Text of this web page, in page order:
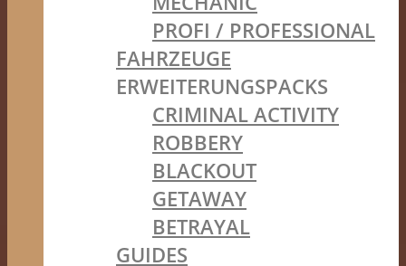
PROFI / PROFESSIONAL
FAHRZEUGE
ERWEITERUNGSPACKS
CRIMINAL ACTIVITY
ROBBERY
BLACKOUT
GETAWAY
BETRAYAL
GUIDES